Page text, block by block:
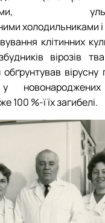
холодильниками
клітинних
вірозів
обґрунтував
у
100 %-ї їх загибелі.